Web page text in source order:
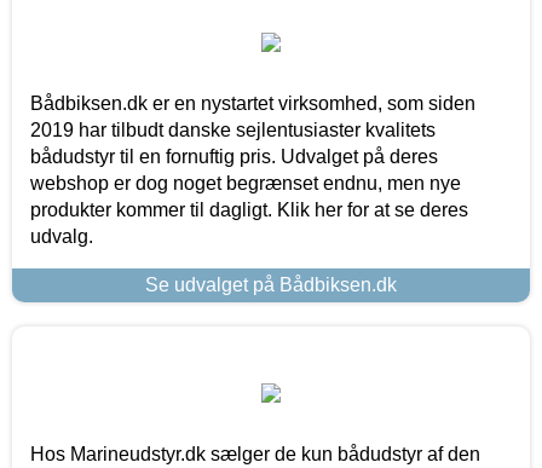
Bådbiksen.dk er en nystartet virksomhed, som siden
2019 har tilbudt danske sejlentusiaster kvalitets
bådudstyr til en fornuftig pris. Udvalget på deres
webshop er dog noget begrænset endnu, men nye
produkter kommer til dagligt. Klik her for at se deres
udvalg.
Se udvalget på Bådbiksen.dk
Hos Marineudstyr.dk sælger de kun bådudstyr af den